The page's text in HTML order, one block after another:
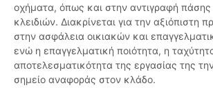
οχήματα, όπως και στην αντιγραφή
κλειδιών. Διακρίνεται για την αξιόπιστη
στην ασφάλεια οικιακών και
ενώ η επαγγελματική ποιότητα, η
αποτελεσματικότητα της εργασίας της
σημείο αναφοράς στον κλάδο.